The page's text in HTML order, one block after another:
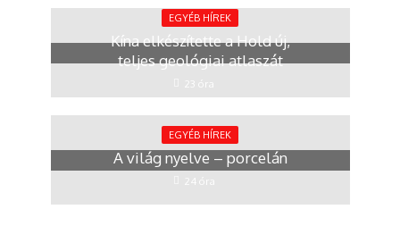
EGYÉB HÍREK
Kína elkészítette a Hold új,
teljes geológiai atlaszát
23 óra
EGYÉB HÍREK
A világ nyelve – porcelán
24 óra